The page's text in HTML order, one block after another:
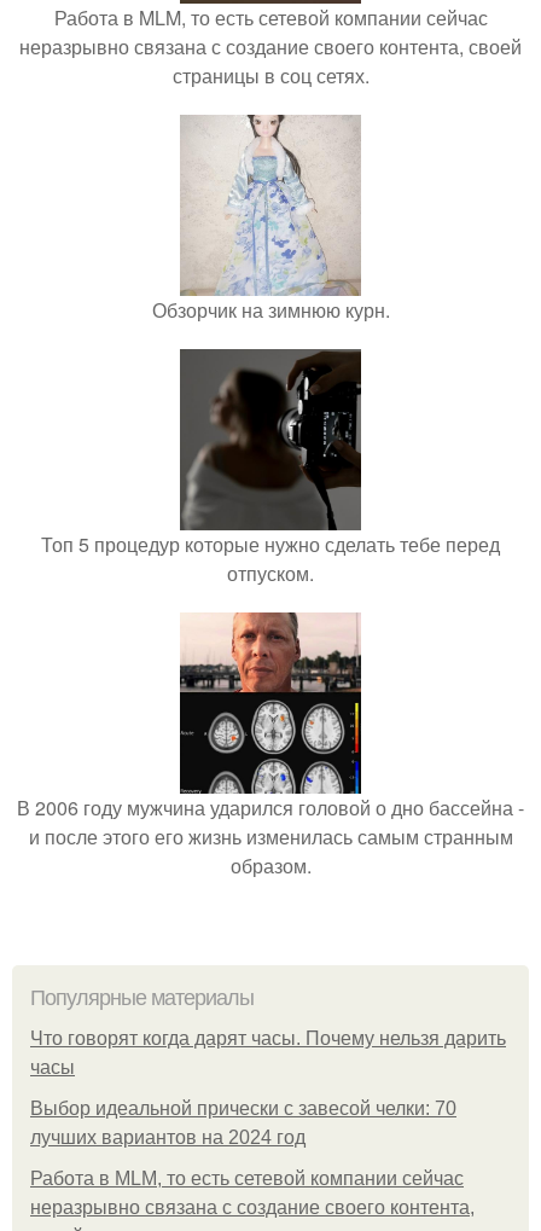
Работа в MLM, то есть сетевой компании сейчас
неразрывно связана с создание своего контента, своей
страницы в соц сетях.
Обзорчик на зимнюю курн.
Топ 5 процедур которые нужно сделать тебе перед
отпуском.
В 2006 году мужчина ударился головой о дно бассейна -
и после этого его жизнь изменилась самым странным
образом.
Популярные материалы
Что говорят когда дарят часы. Почему нельзя дарить
часы
Выбор идеальной прически с завесой челки: 70
лучших вариантов на 2024 год
Работа в MLM, то есть сетевой компании сейчас
неразрывно связана с создание своего контента,